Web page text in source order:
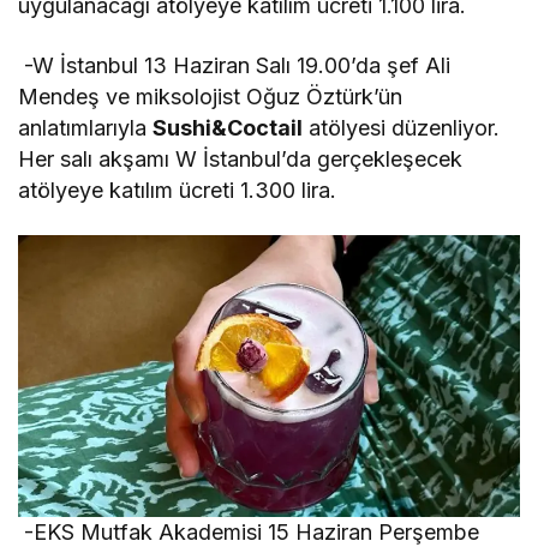
uygulanacağı atölyeye katılım ücreti 1.100 lira.
-W İstanbul 13 Haziran Salı 19.00’da şef Ali
Mendeş ve miksolojist Oğuz Öztürk’ün
anlatımlarıylaSushi&Coctail atölyesi düzenliyor.
Her salı akşamı W İstanbul’da gerçekleşecek
atölyeye katılım ücreti 1.300 lira.
-EKS Mutfak Akademisi 15 Haziran Perşembe